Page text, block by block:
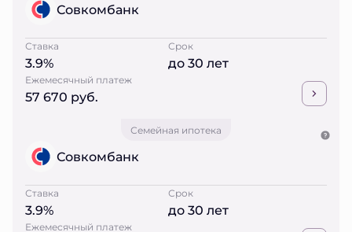
Совкомбанк
Ставка
3.9%
Срок
до 30 лет
Ежемесячный платеж
57 670 руб.
Семейная ипотека
Совкомбанк
Ставка
3.9%
Срок
до 30 лет
Ежемесячный платеж